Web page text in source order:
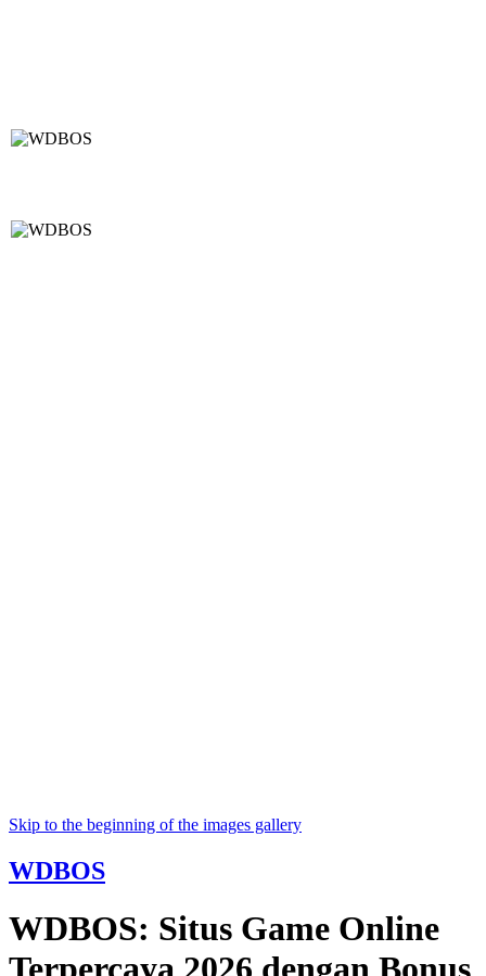
Skip to the beginning of the images gallery
WDBOS
WDBOS: Situs Game Online